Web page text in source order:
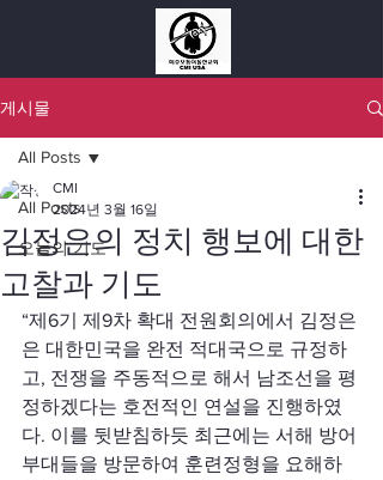
게시물
All Posts
오늘의 기도
All Posts
김정은의 정치 행보에 대한
고찰과 기도
CMI
2024년 3월 16일
“제6기 제9차 확대 전원회의에서 김정은
은 대한민국을 완전 적대국으로 규정하
고, 전쟁을 주동적으로 해서 남조선을 평
정하겠다는 호전적인 연설을 진행하였
다. 이를 뒷받침하듯 최근에는 서해 방어
부대들을 방문하여 훈련정형을 요해하